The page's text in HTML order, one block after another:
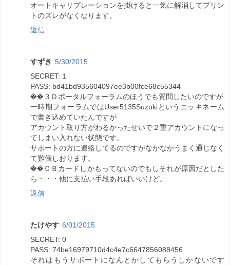
オートキャリブレーションを掛けると一気に解消してプリン
トのズレがなくなります。
返信
すずき 5/30/2015
SECRET: 1
PASS: bd41bd935604097ee3b00fce68c55344
��３Ｄポータルフォーラムのほうでも質問したいのですが
一時期フォーラムではUser5135Suzukiというニッキネーム
で書き込めていたんですが
アカウント取り方がわるかったせいで２重アカウントになっ
てしまい入れない状態です。
サポートの方に連絡してるのですがなかなかうまく通じなく
て難儀しおります。
��ＣＢカードしかもってないのでもしそれが原因だとした
ら・・・他に支払い手段あればいいけど。
返信
たけやす 6/01/2015
SECRET: 0
PASS: 74be16979710d4c4e7c6647856088456
それはもうサポートになんとかしてもらうしかないです